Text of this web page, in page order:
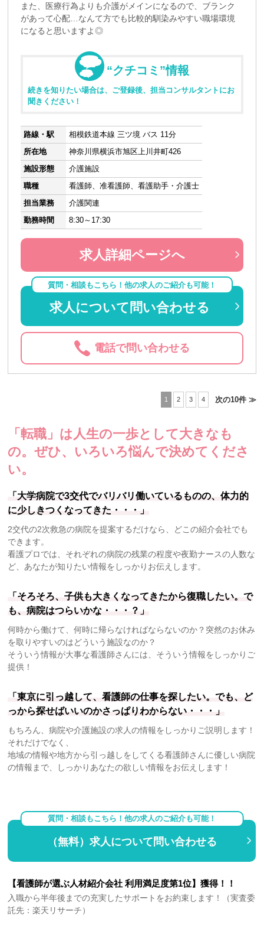
また、医療行為よりも介護がメインになるので、ブランク
があって心配…なんて方でも比較的馴染みやすい職場環境
になると思いますよ◎
“クチコミ”情報
続きを知りたい場合は、ご登録後、担当コンサルタントにお
聞きください！
路線・駅
相模鉄道本線 三ツ境 バス 11分
所在地
神奈川県横浜市旭区上川井町426
施設形態
介護施設
職種
看護師、准看護師、看護助手・介護士
担当業務
介護関連
勤務時間
8:30～17:30
求人詳細ページへ
質問・相談もこちら！他の求人のご紹介も可能！
求人について問い合わせる
電話で問い合わせる
1 2 3 4 次の10件 ≫
「転職」は人生の一歩として大きなも
の。ぜひ、いろいろ悩んで決めてくださ
い。
「大学病院で3交代でバリバリ働いているものの、体力的
に少しきつくなってきた・・・」
2交代の2次救急の病院を提案するだけなら、どこの紹介会社でも
できます。
看護プロでは、それぞれの病院の残業の程度や夜勤ナースの人数な
ど、あなたが知りたい情報をしっかりお伝えします。
「そろそろ、子供も大きくなってきたから復職したい。で
も、病院はつらいかな・・・？」
何時から働けて、何時に帰らなければならないのか？突然のお休み
を取りやすいのはどういう施設なのか？
そういう情報が大事な看護師さんには、そういう情報をしっかりご
提供！
「東京に引っ越して、看護師の仕事を探したい。でも、ど
っから探せばいいのかさっぱりわからない・・・」
もちろん、病院や介護施設の求人の情報をしっかりご説明します！
それだけでなく、
地域の情報や地方から引っ越しをしてくる看護師さんに優しい病院
の情報まで、しっかりあなたの欲しい情報をお伝えします！
質問・相談もこちら！他の求人のご紹介も可能！
（無料）求人について問い合わせる
【看護師が選ぶ人材紹介会社 利用満足度第1位】獲得！！
入職から半年後までの充実したサポートをお約束します！（実査委
託先：楽天リサーチ）